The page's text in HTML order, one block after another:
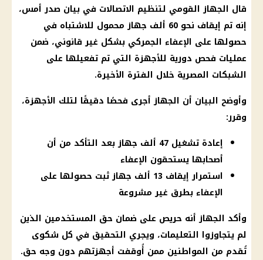
قال الجهاز القومي لتنظيم الاتصالات في بيان صدر أمس،
إنه تم إيقاف نحو 60 ألف جهاز محمول للاشتباه في
حصولها على الإعفاء الجمركي بشكل غير قانوني، ضمن
عمليات فحص دورية للأجهزة التي تم تفعيلها على
الشبكات المصرية خلال الفترة الأخيرة.
وأوضح البيان أن الجهاز أجرى فحصًا دقيقًا لتلك الأجهزة،
وقرر:
إعادة تشغيل 47 ألف جهاز بعد التأكد من أن
أصحابها يستحقون الإعفاء
استمرار إيقاف 13 ألف جهاز ثبت حصولها على
الإعفاء بطرق غير مشروعة
وأكد الجهاز أنه حريص على ضمان حق المستخدمين الذين
لم يتجاوزوا التعليمات، ويجري التحقيق في كل شكوى
تُقدم من المواطنين ممن أُوقفت أجهزتهم دون وجه حق.